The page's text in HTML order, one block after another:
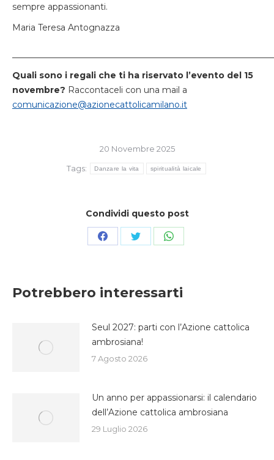
sempre appassionanti.
Maria Teresa Antognazza
Quali sono i regali che ti ha riservato l’evento del 15
novembre? Raccontaceli con una mail a
comunicazione@azionecattolicamilano.it
20 Novembre 2025
Tags:
Danzare la vita spiritualità laicale
Condividi questo post
CondividiCondividiCondividi
Potrebbero interessarti
Seul 2027: parti con l’Azione cattolica
ambrosiana!
7 Agosto 2026
Un anno per appassionarsi: il calendario
dell’Azione cattolica ambrosiana
29 Luglio 2026